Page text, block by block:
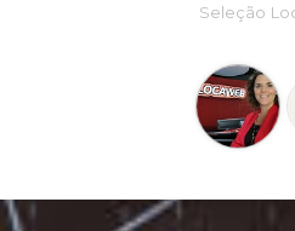
Seleção